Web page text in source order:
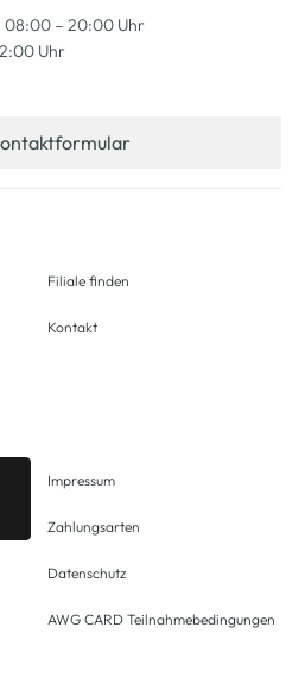
08:00 – 20:00 Uhr
Uhr
Filiale finden
Kontakt
Impressum
Zahlungsarten
Datenschutz
AWG CARD Teilnahmebedingungen